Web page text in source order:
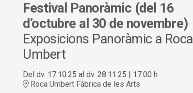
Festival Panoràmic (del 16
d’octubre al 30 de novembre)
Exposicions Panoràmic a Roca
Umbert
Del dv. 17.10.25 al dv. 28.11.25
17:00 h
Roca Umbert Fàbrica de les Arts